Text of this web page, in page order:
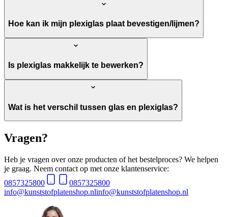
Hoe kan ik mijn plexiglas plaat bevestigen/lijmen?
Is plexiglas makkelijk te bewerken?
Wat is het verschil tussen glas en plexiglas?
Vragen?
Heb je vragen over onze producten of het bestelproces? We helpen
je graag. Neem contact op met onze klantenservice:
0857325800
0857325800
info@kunststofplatenshop.nlinfo@kunststofplatenshop.nl